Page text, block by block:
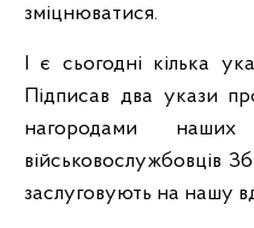
зміцнюватися.
І є сьогодні кілька
Підписав два укази
нагородами
військовослужбовців
заслуговують на нашу